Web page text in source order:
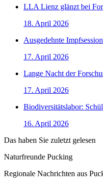
LLA Lienz glänzt bei
18. April 2026
Ausgedehnte
17. April 2026
Lange Nacht der
17. April 2026
Biodiversitätslabor:
16. April 2026
Das haben Sie zuletzt gelesen
Naturfreunde Pucking
Regionale Nachrichten aus